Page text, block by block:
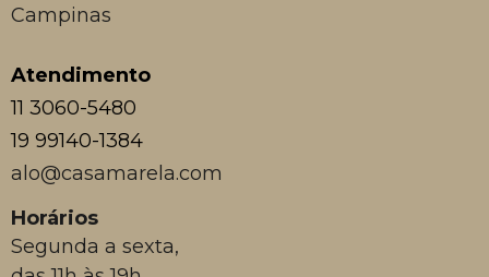
Campinas
Atendimento
11 3060-5480
19 99140-1384
alo@casamarela.com
Horários
Segunda a sexta,